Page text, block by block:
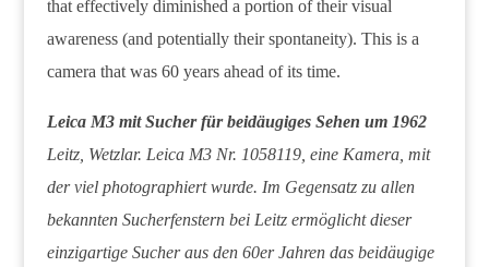
that effectively diminished a portion of their visual
awareness (and potentially their spontaneity). This is a
camera that was 60 years ahead of its time.
Leica M3 mit Sucher für beidäugiges Sehen um 1962
Leitz, Wetzlar. Leica M3 Nr. 1058119, eine Kamera, mit
der viel photographiert wurde. Im Gegensatz zu allen
bekannten Sucherfenstern bei Leitz ermöglicht dieser
einzigartige Sucher aus den 60er Jahren das beidäugige